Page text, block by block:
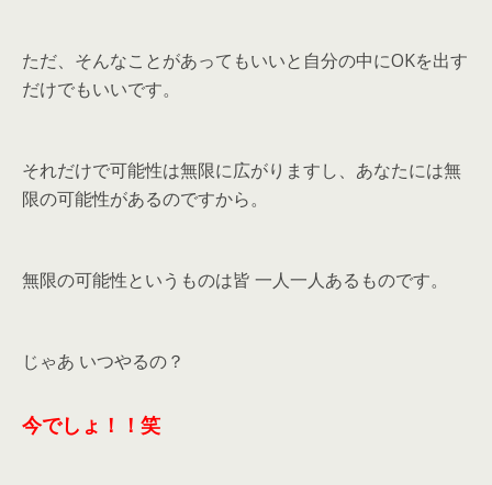
ただ、そんなことがあってもいいと自分の中にOKを出す
だけでもいいです。
それだけで可能性は無限に広がりますし、あなたには無
限の可能性があるのですから。
無限の可能性というものは皆 一人一人あるものです。
じゃあ いつやるの？
今でしょ！！笑